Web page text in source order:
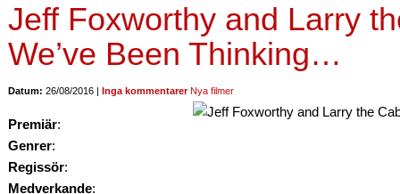
Jeff Foxworthy and Larry
We’ve Been Thinking…
Datum: 26/08/2016 | Inga kommentarer Nya filmer
Premiär:
Genrer:
Regissör:
Medverkande: